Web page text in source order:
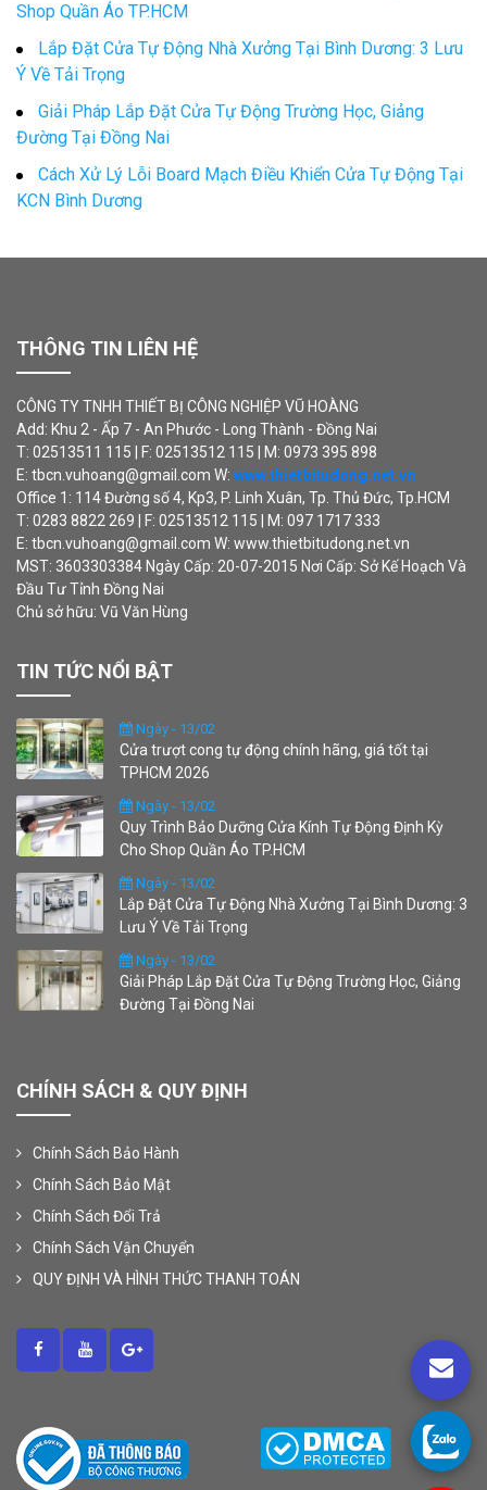
Shop Quần Áo TP.HCM
Lắp Đặt Cửa Tự Động Nhà Xưởng Tại Bình Dương: 3 Lưu
Ý Về Tải Trọng
Giải Pháp Lắp Đặt Cửa Tự Động Trường Học, Giảng
Đường Tại Đồng Nai
Cách Xử Lý Lỗi Board Mạch Điều Khiển Cửa Tự Động Tại
KCN Bình Dương
THÔNG TIN LIÊN HỆ
CÔNG TY TNHH THIẾT BỊ CÔNG NGHIỆP VŨ HOÀNG
Add: Khu 2 - Ấp 7 - An Phước - Long Thành - Đồng Nai
T: 02513511 115 | F: 02513512 115 | M: 0973 395 898
E: tbcn.vuhoang@gmail.com W: www.thietbitudong.net.vn
Office 1: 114 Đường số 4, Kp3, P. Linh Xuân, Tp. Thủ Đức, Tp.HCM
T: 0283 8822 269 | F: 02513512 115 | M: 097 1717 333
E: tbcn.vuhoang@gmail.com W: www.thietbitudong.net.vn
MST: 3603303384 Ngày Cấp: 20-07-2015 Nơi Cấp: Sở Kế Hoạch Và
Đầu Tư Tỉnh Đồng Nai
Chủ sở hữu: Vũ Văn Hùng
TIN TỨC NỔI BẬT
Ngày - 13/02
Cửa trượt cong tự động chính hãng, giá tốt tại
TPHCM 2026
Ngày - 13/02
Quy Trình Bảo Dưỡng Cửa Kính Tự Động Định Kỳ
Cho Shop Quần Áo TP.HCM
Ngày - 13/02
Lắp Đặt Cửa Tự Động Nhà Xưởng Tại Bình Dương: 3
Lưu Ý Về Tải Trọng
Ngày - 13/02
Giải Pháp Lắp Đặt Cửa Tự Động Trường Học, Giảng
Đường Tại Đồng Nai
CHÍNH SÁCH & QUY ĐỊNH
Chính Sách Bảo Hành
Chính Sách Bảo Mật
Chính Sách Đổi Trả
Chính Sách Vận Chuyển
QUY ĐỊNH VÀ HÌNH THỨC THANH TOÁN